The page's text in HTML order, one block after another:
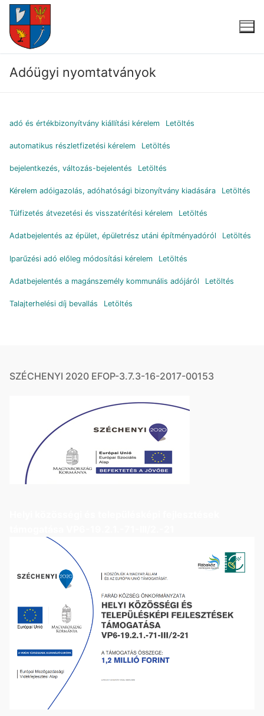
Ugrás
tartalomra
Adóügyi nyomtatványok
adó és értékbizonyítvány kiállítási kérelem Letöltés
automatikus részletfizetési kérelem Letöltés
bejelentkezés, változás-bejelentés Letöltés
Kérelem adóigazolás, adóhatósági bizonyítvány kiadására Letöltés
Túlfizetés átvezetési és visszatérítési kérelem Letöltés
Adatbejelentés az épület, épületrész utáni építményadóról Letöltés
Iparűzési adó előleg módosítási kérelem Letöltés
Adatbejelentés a magánszemély kommunális adójáról Letöltés
Talajterhelési díj bevallás Letöltés
SZÉCHENYI 2020 EFOP-3.7.3-16-2017-00153